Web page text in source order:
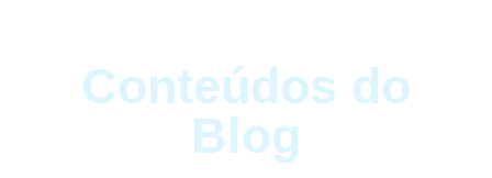
Conteúdos do
Blog